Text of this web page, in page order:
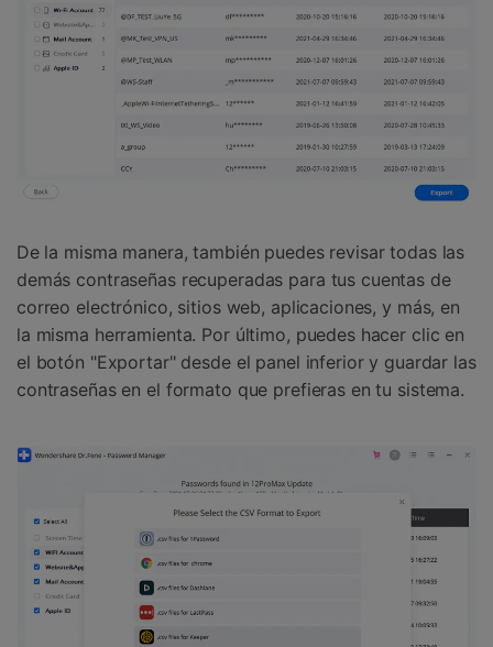
󠀰De la misma manera, también puedes revisar todas las
demás contraseñas recuperadas para tus cuentas de
correo electrónico, sitios web, aplicaciones, y más, en
la misma herramienta. Por último, puedes hacer clic en
el botón "Exportar" desde el panel inferior y guardar las
contraseñas en el formato que prefieras en tu sistema.󠀲󠀩󠀥󠀦󠀨󠀣󠀤󠀠󠀳